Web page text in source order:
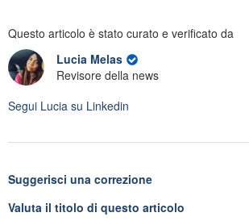
Questo articolo è stato curato e verificato da
Lucia Melas
Revisore della news
Segui Lucia su Linkedin
Suggerisci una correzione
Valuta il titolo di questo articolo